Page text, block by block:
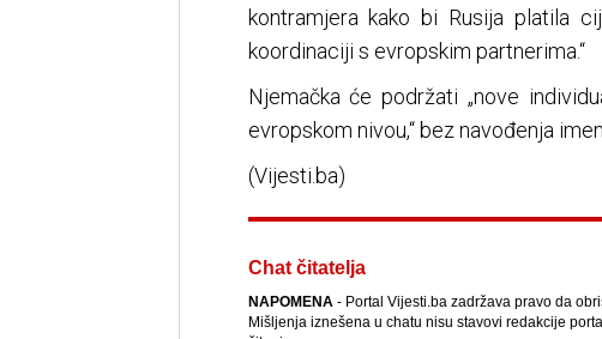
kontramjera kako bi Rusija platila
koordinaciji s evropskim partnerima.“
Njemačka će podržati „nove
evropskom nivou,“ bez navođenja
(Vijesti.ba)
Chat čitatelja
NAPOMENA- Portal Vijesti.ba zadržava pravo da
Mišljenja iznešena u chatu nisu stavovi redakcije